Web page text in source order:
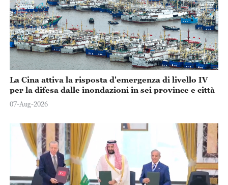
La Cina attiva la risposta d'emergenza di livello IV
per la difesa dalle inondazioni in sei province e città
07-Aug-2026